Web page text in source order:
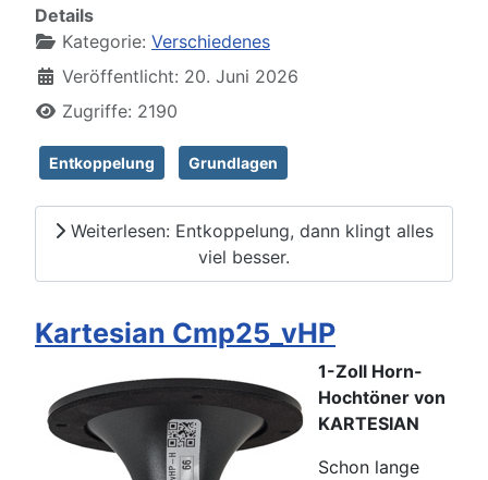
Details
Kategorie: Verschiedenes
Veröffentlicht: 20. Juni 2026
Zugriffe: 2190
Entkoppelung Grundlagen
Weiterlesen: Entkoppelung, dann klingt alles
viel besser.
Kartesian Cmp25_vHP
1-Zoll Horn-
Hochtöner von
KARTESIAN
Schon lange